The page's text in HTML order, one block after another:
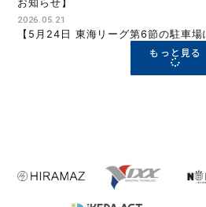
お知らせ】
2026.05.21
【5月24日 東海リーグ第6節の駐車場
もっと見る